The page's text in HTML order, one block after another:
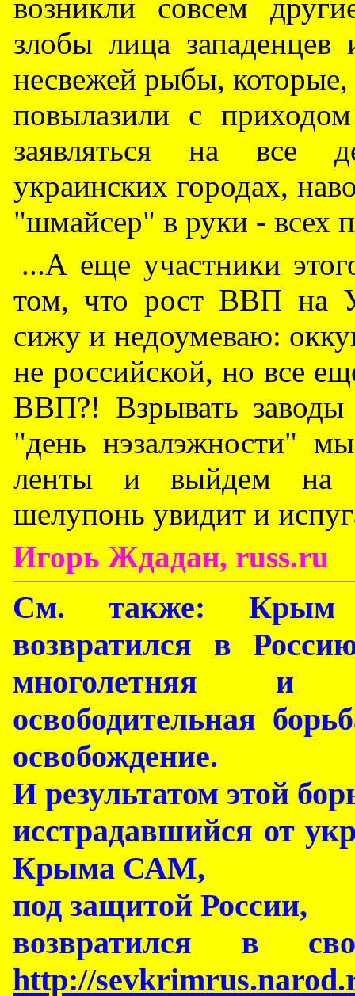
возникли совсем
злобы лица
несвежей рыбы,
повылазили с
заявляться на все
украинских городах,
"шмайсер" в руки - всех
...А еще участники
том, что рост ВВП на
сижу и недоумеваю:
не российской, но все
ВВП?! Взрывать
"день нэзалэжности"
ленты и выйдем на
шелупонь увидит и
Игорь Ждадан, russ.ru
См. также: Крым
возвратился в
многолетняя и
освободительная
освобождение.
И результатом этой
исстрадавшийся от
Крыма САМ,
под защитой России,
возвратился в
http://